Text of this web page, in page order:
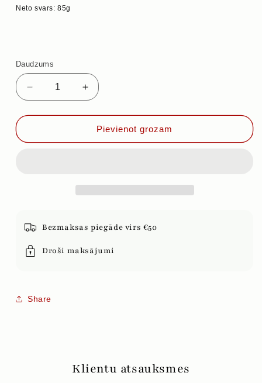
Neto svars: 85g
Daudzums
Samazināt
daudzumu
priekš
RAISIN
85g
Palielināt
daudzumu
priekš
CANDY
RAISIN
85g
Pievienot grozam
Bezmaksas piegāde virs €50
Droši maksājumi
Share
Klientu atsauksmes